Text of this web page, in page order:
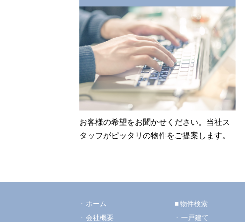
お客様の希望をお聞かせください。当社ス
タッフがピッタリの物件をご提案します。
ホーム
会社概要
物件検索
一戸建て